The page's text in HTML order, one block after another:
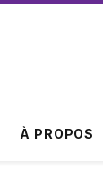
À PROPOS